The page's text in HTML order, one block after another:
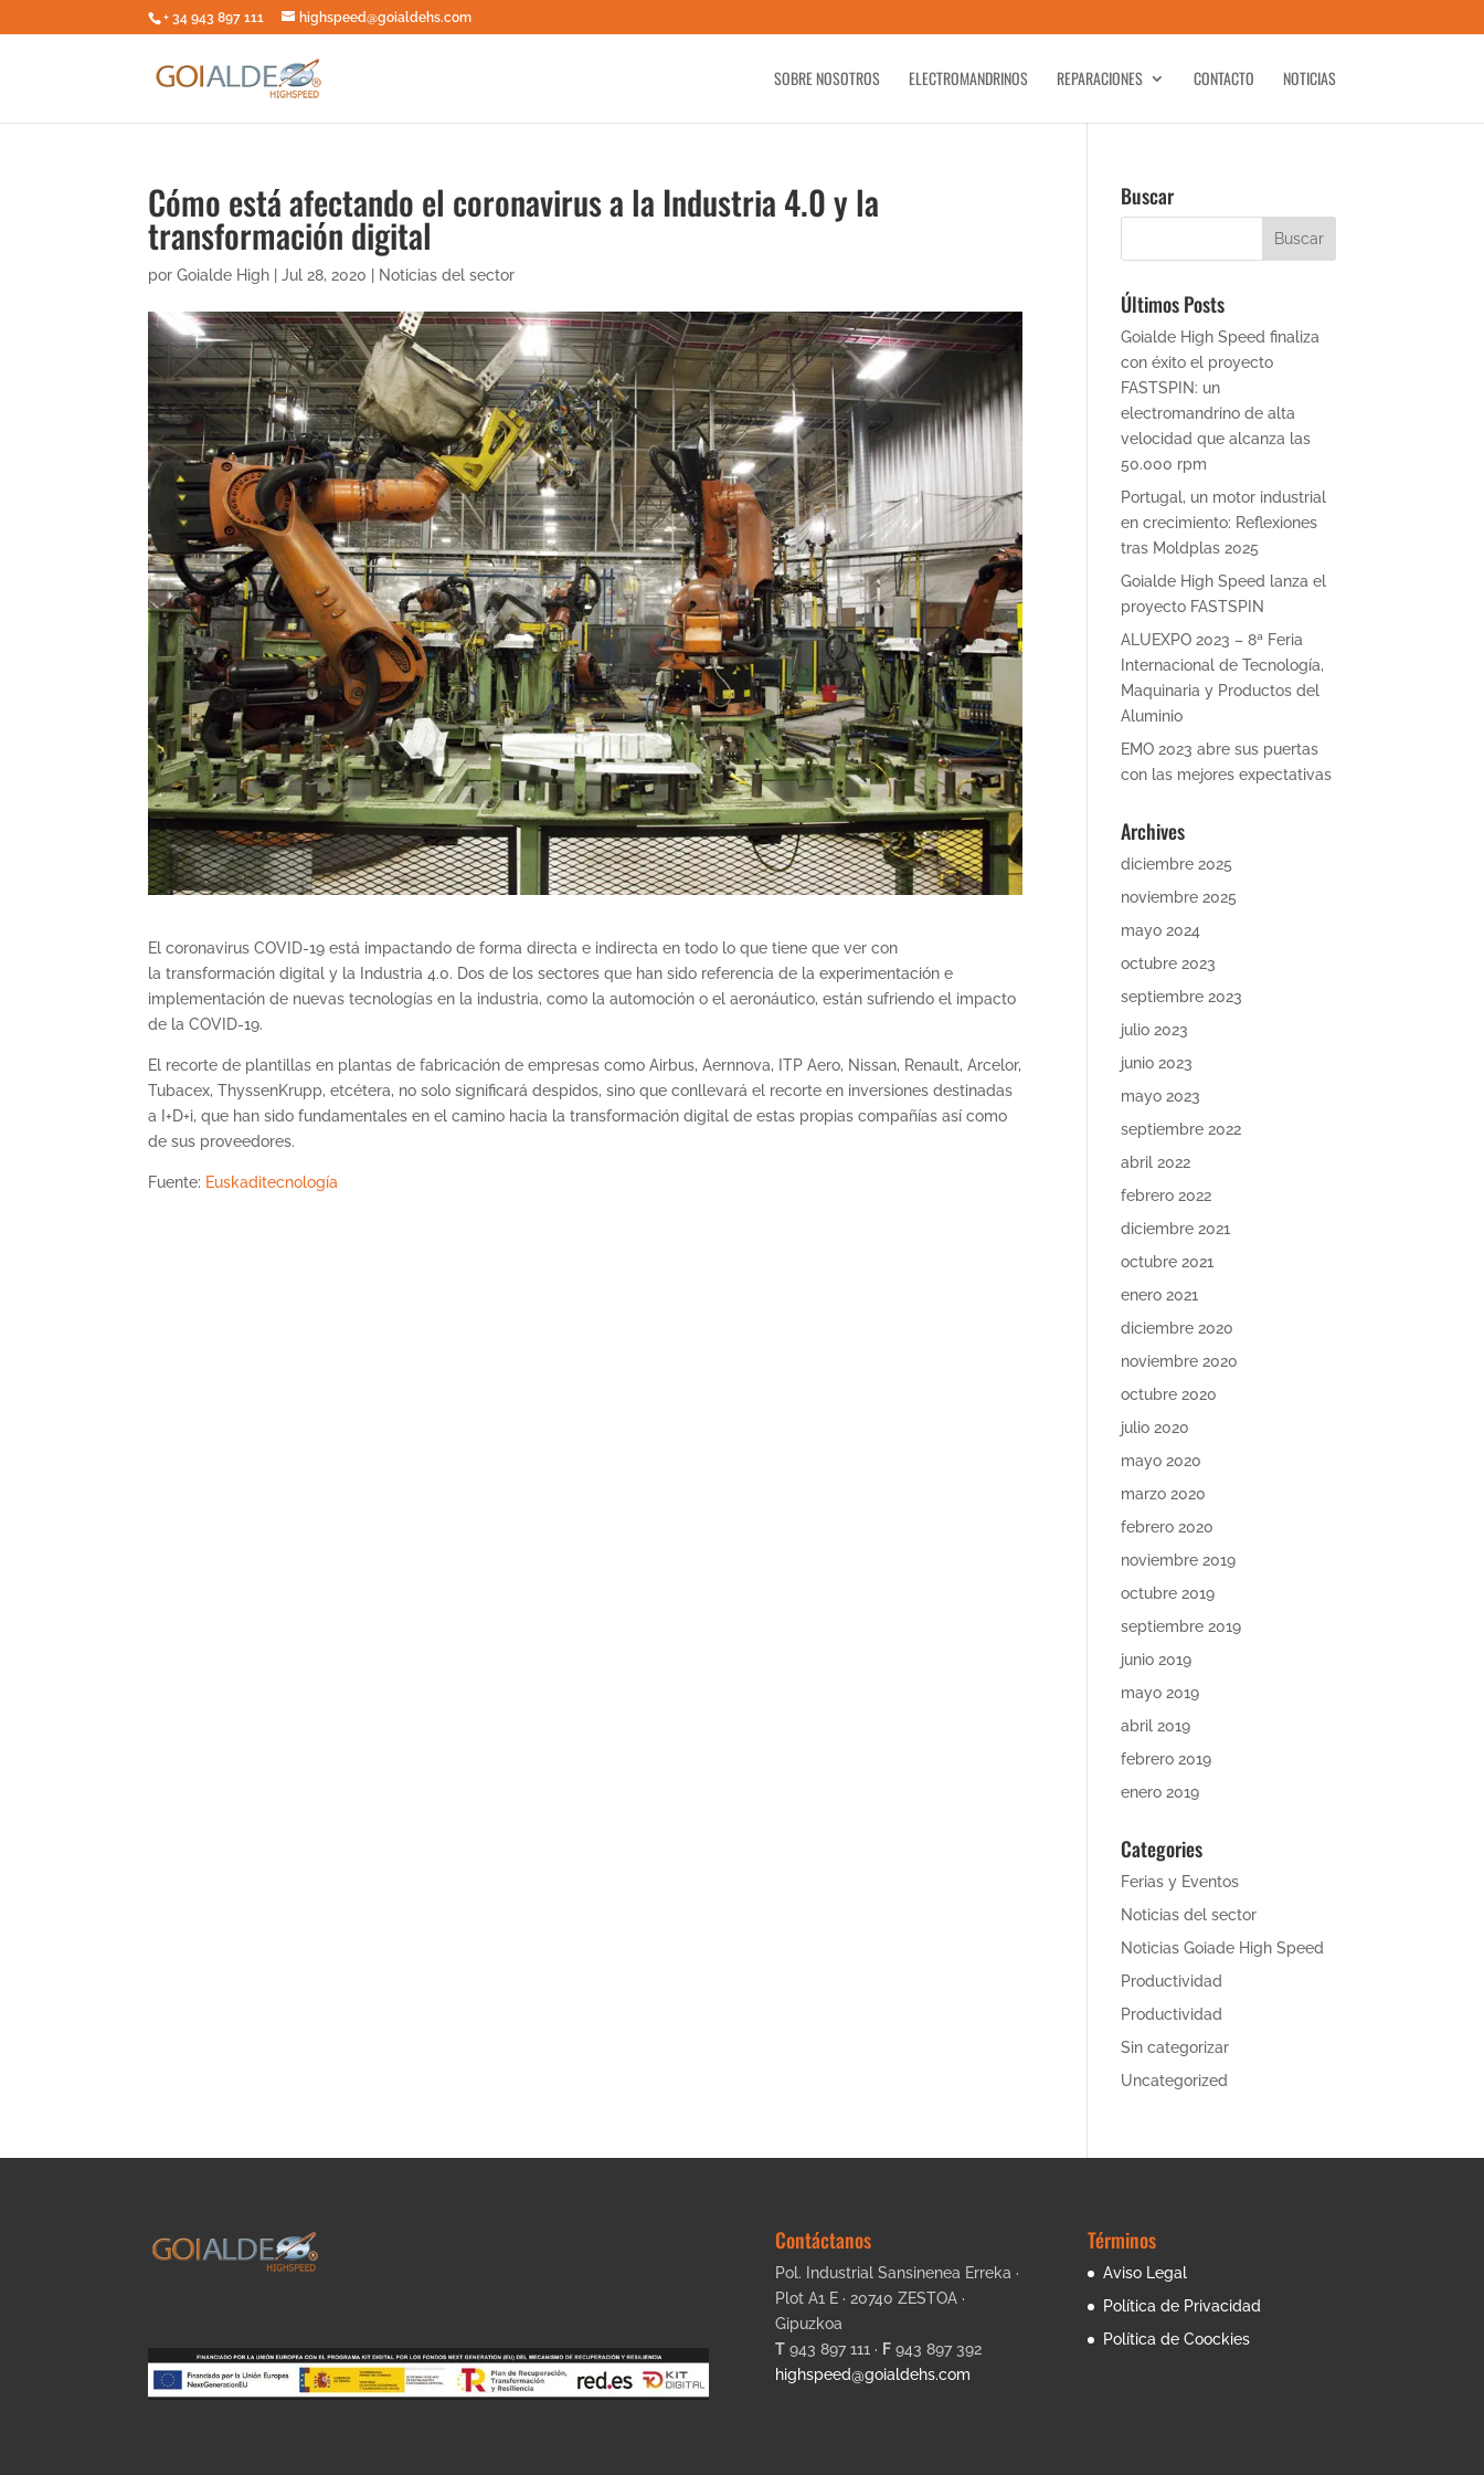
+ 34 943 897 111 highspeed@goialdehs.com
SOBRE NOSOTROS ELECTROMANDRINOS REPARACIONES CONTACTO NOTICIAS
Cómo está afectando el coronavirus a la Industria 4.0 y la
transformación digital
porGoialde High |Jul 28, 2020 Noticias del sector
El coronavirus COVID-19 está impactando de forma directa e indirecta en todo lo que tiene que ver con
la transformación digital y la Industria 4.0. Dos de los sectores que han sido referencia de la experimentación e
implementación de nuevas tecnologías en la industria, como la automoción o el aeronáutico, están sufriendo el impacto
de la COVID-19.
El recorte de plantillas en plantas de fabricación de empresas como Airbus, Aernnova, ITP Aero, Nissan, Renault, Arcelor,
Tubacex, ThyssenKrupp, etcétera, no solo significará despidos, sino que conllevará el recorte en inversiones destinadas
a I+D+i, que han sido fundamentales en el camino hacia la transformación digital de estas propias compañías así como
de sus proveedores.
Fuente: Euskaditecnología
Buscar
Últimos Posts
Goialde High Speed finaliza
con éxito el proyecto
FASTSPIN: un
electromandrino de alta
velocidad que alcanza las
50.000 rpm
Portugal, un motor industrial
en crecimiento: Reflexiones
tras Moldplas 2025
Goialde High Speed lanza el
proyecto FASTSPIN
ALUEXPO 2023 – 8ª Feria
Internacional de Tecnología,
Maquinaria y Productos del
Aluminio
EMO 2023 abre sus puertas
con las mejores expectativas
Archives
diciembre 2025
noviembre 2025
mayo 2024
octubre 2023
septiembre 2023
julio 2023
junio 2023
mayo 2023
septiembre 2022
abril 2022
febrero 2022
diciembre 2021
octubre 2021
enero 2021
diciembre 2020
noviembre 2020
octubre 2020
julio 2020
mayo 2020
marzo 2020
febrero 2020
noviembre 2019
octubre 2019
septiembre 2019
junio 2019
mayo 2019
abril 2019
febrero 2019
enero 2019
Categories
Ferias y Eventos
Noticias del sector
Noticias Goiade High Speed
Productividad
Productividad
Sin categorizar
Uncategorized
Contáctanos
Pol. Industrial Sansinenea Erreka ·
Plot A1 E · 20740 ZESTOA ·
Gipuzkoa
T943 897 111 · F943 897 392
highspeed@goialdehs.com
Términos
Aviso Legal
Política de Privacidad
Política de Coockies